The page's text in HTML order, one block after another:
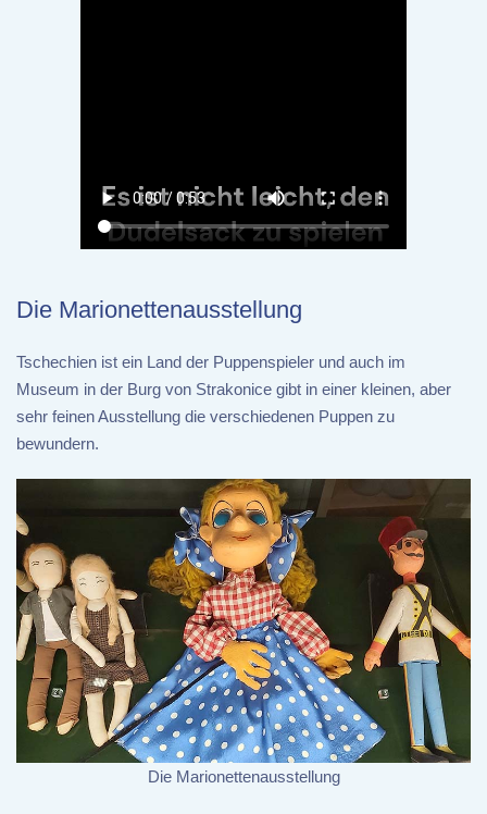
Die Marionettenausstellung
Tschechien ist ein Land der Puppenspieler und auch im
Museum in der Burg von Strakonice gibt in einer kleinen, aber
sehr feinen Ausstellung die verschiedenen Puppen zu
bewundern.
Die Marionettenausstellung